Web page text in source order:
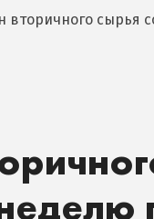
вторичного сырья